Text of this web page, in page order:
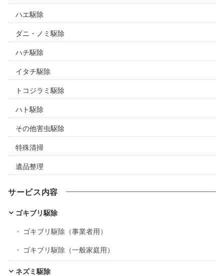
ハエ駆除
ダニ・ノミ駆除
ハチ駆除
イタチ駆除
トコジラミ駆除
ハト駆除
その他害虫駆除
特殊清掃
遺品整理
サービス内容
ゴキブリ駆除
ゴキブリ駆除（事業者用）
ゴキブリ駆除（一般家庭用）
ネズミ駆除